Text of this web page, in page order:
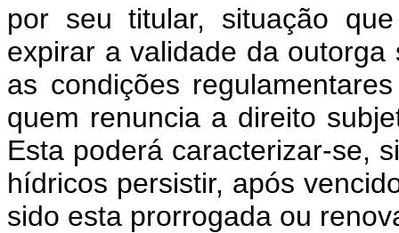
por seu titular, situação
expirar a validade da
as condições
quem renuncia a direito
Esta poderá caracterizar-se,
hídricos persistir, após
sido esta prorrogada ou